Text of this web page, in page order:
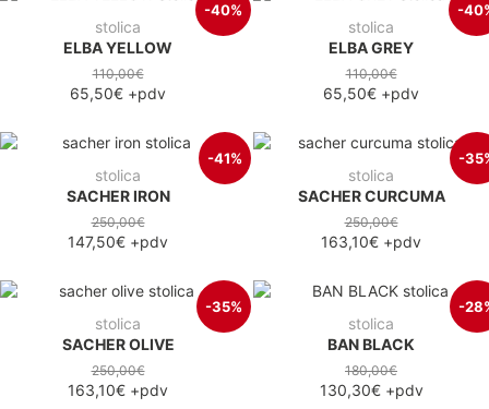
-40%
stolica
ELBA YELLOW
110,00€
65,50€ +pdv
-
stolica
ELBA GREY
110,00€
65,50€ +pdv
-41%
stolica
SACHER IRON
250,00€
147,50€ +pdv
-
stolica
SACHER CURCUMA
250,00€
163,10€ +pdv
-35%
stolica
SACHER OLIVE
250,00€
163,10€ +pdv
-
stolica
BAN BLACK
180,00€
130,30€+pdv